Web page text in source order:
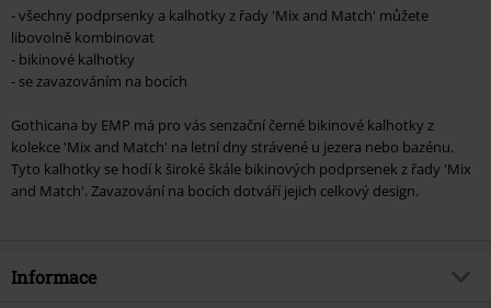
- všechny podprsenky a kalhotky z řady 'Mix and Match' můžete
libovolně kombinovat
- bikinové kalhotky
- se zavazováním na bocích
Gothicana by EMP má pro vás senzační černé bikinové kalhotky z
kolekce 'Mix and Match' na letní dny strávené u jezera nebo bazénu.
Tyto kalhotky se hodí k široké škále bikinových podprsenek z řady 'Mix
and Match'. Zavazování na bocích dotváří jejich celkový design.
Informace